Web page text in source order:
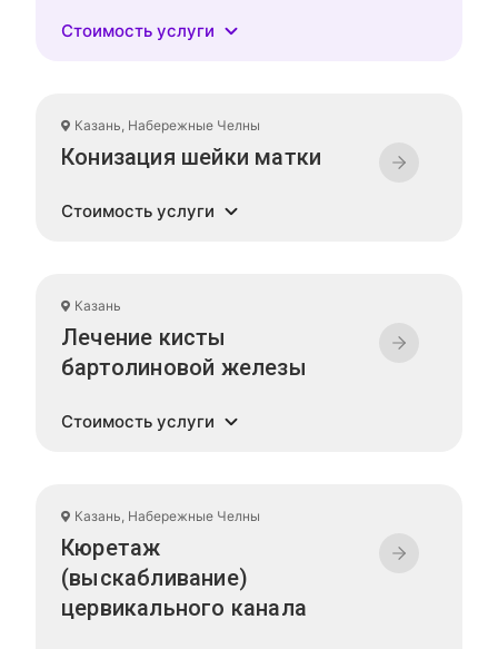
Стоимость услуги
Казань, Набережные Челны
Конизация шейки матки
Стоимость услуги
Казань
Лечение кисты
бартолиновой железы
Стоимость услуги
Казань, Набережные Челны
Кюретаж
(выскабливание)
цервикального канала